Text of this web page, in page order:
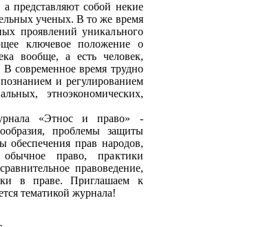
представляют собой некие
ученых. В то же время
проявлений уникального
ключевое положение о
вообще, а есть человек,
современное время трудно
и регулированием
этноэкономических,
«Этнос и право» -
проблемы защиты
обеспечения прав народов,
право, практики
правоведение,
в праве. Приглашаем к
тематикой журнала!